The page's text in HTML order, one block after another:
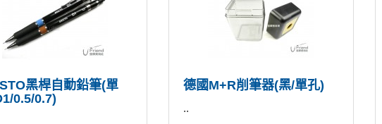
黑桿自動鉛筆(單
0.5/0.7)
德國M+R削筆器(黑/單孔)
..